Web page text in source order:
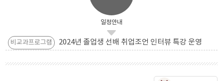
일정안내
비교과프로그램 2024년 졸업생 선배 취업조언 인터뷰 특강 운영